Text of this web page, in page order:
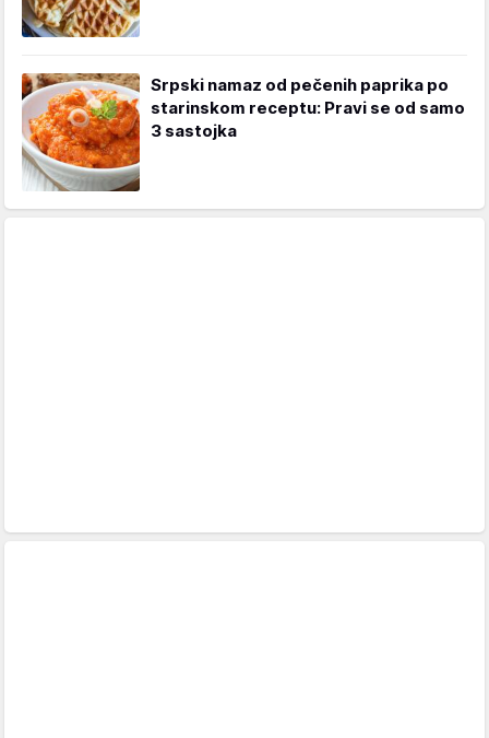
Srpski namaz od pečenih paprika po
starinskom receptu: Pravi se od samo
3 sastojka